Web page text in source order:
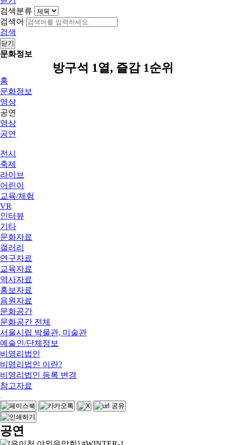
검색분류
검색어
검색
닫기
문화정보
방구석 1열, 즐감 1순위
홈
문화정보
영상
공연
영상
공연
전시
축제
라이브
어린이
교육/체험
VR
인터뷰
기타
문화자료
갤러리
연구자료
교육자료
역사자료
홍보자료
음원자료
문화공간
문화공간 전체
서울시립 박물관, 미술관
예술인/단체정보
비영리법인
비영리법인 이란?
비영리법인 등록 변경
참고자료
공연